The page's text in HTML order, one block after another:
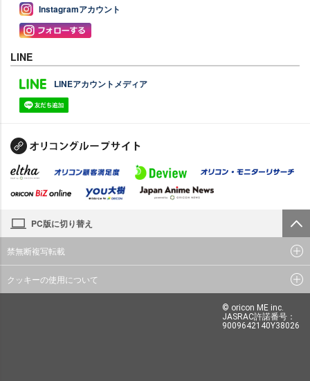
Instagramアカウント
LINE
LINEアカウントメディア
PC版に切り替え
禁無断複写転載
クッキーの使用について
© oricon ME inc.
JASRAC許諾番号：
9009642140Y38026